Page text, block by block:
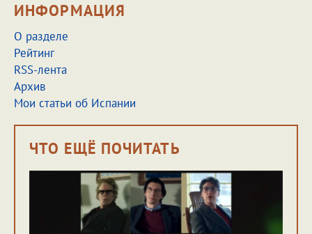
ИНФОРМАЦИЯ
О разделе
Рейтинг
RSS-лента
Архив
Мои статьи об Испании
ЧТО ЕЩЁ ПОЧИТАТЬ